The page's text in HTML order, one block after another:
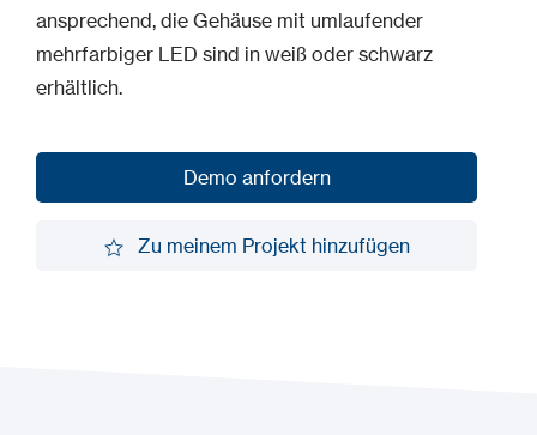
ansprechend, die Gehäuse mit umlaufender
mehrfarbiger LED sind in weiß oder schwarz
erhältlich.
Demo anfordern
Zu meinem Projekt hinzufügen